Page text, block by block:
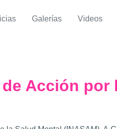
Galerías Videos
Acción por